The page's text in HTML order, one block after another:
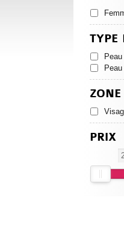
TYPE
ZONE
PRIX